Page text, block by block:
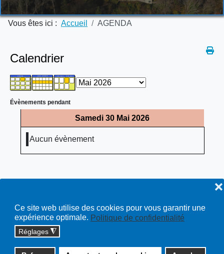
Ce site web utilise des cookies pour vous garantir une
expérience optimale. Politique de confidentialité
Réglages ◮
❌
Vous êtes ici : Accueil AGENDA
Calendrier
Évènements pendant
Samedi 30 Mai 2026
Aucun évènement
Copyright © 2026 cossonay.ch - tous droits réservés | site :